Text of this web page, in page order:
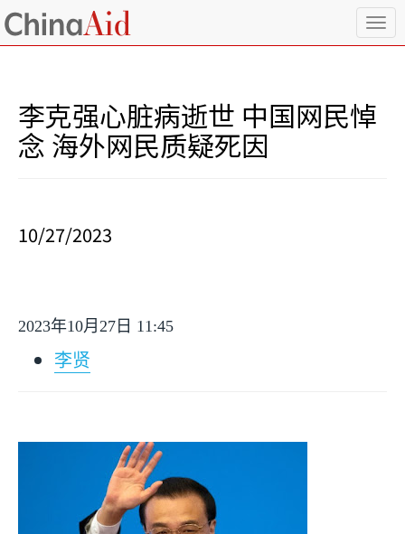
T
o
李克强心脏病逝世 中国网民悼
念 海外网民质疑死因
10/27/2023
2023年10月 27 日 11:45
李贤